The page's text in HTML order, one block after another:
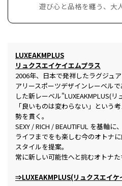
遊び心と品格を纏う、大
LUXEAKMPLUS
リュクスエイケイエムプラス
2006年、日本で発祥したラグジュ
アリースポーツデザインレーベル
した新レーベル"LUXEAKMPLUS(リ
「良いものは変わらない」という
勢を貫く。
SEXY / RICH / BEAUTIFUL を基軸
ライフまでをも楽しむ今のオトナ
スタイルを提案。
常に新しい可能性へと挑むオトナた
⇒LUXEAKMPLUS(リュクスエイケ